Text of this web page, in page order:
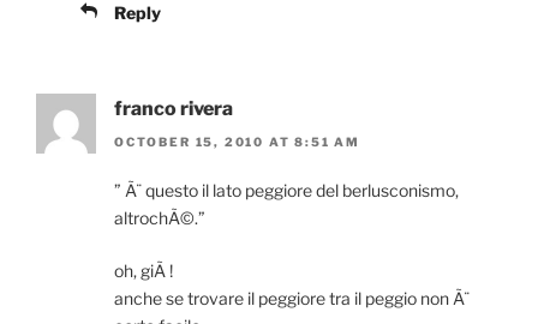
Reply
franco rivera
OCTOBER 15, 2010 AT 8:51 AM
” Ã¨ questo il lato peggiore del berlusconismo,
altrochÃ©.”
oh, giÃ !
anche se trovare il peggiore tra il peggio non Ã¨